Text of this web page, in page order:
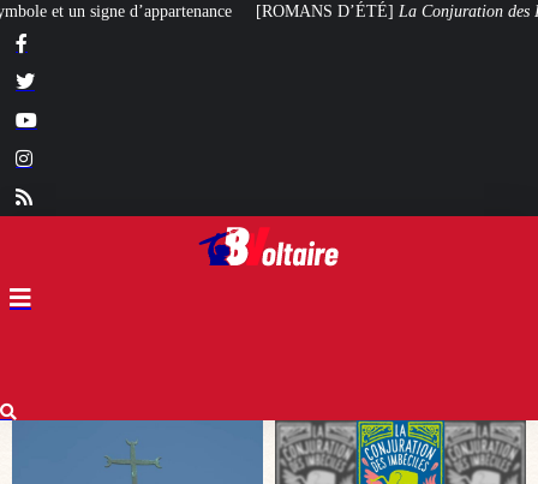
[ROMANS D’ÉTÉ]La Conjuration des Imbéciles, ou la bêtise